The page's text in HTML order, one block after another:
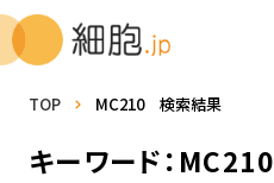
TOP MC210 検索結果
キーワード：MC210